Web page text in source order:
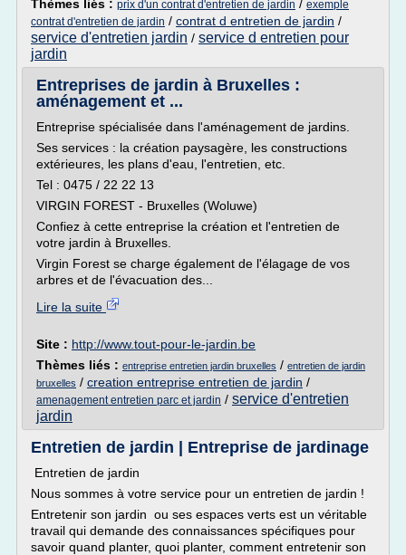
Thèmes liés : prix d'un contrat d'entretien de jardin / exemple
contrat d'entretien de jardin / contrat d entretien de jardin /
service d'entretien jardin / service d entretien pour
jardin
Entreprises de jardin à Bruxelles :
aménagement et ...
Entreprise spécialisée dans l'aménagement de jardins.
Ses services : la création paysagère, les constructions
extérieures, les plans d'eau, l'entretien, etc.
Tel : 0475 / 22 22 13
VIRGIN FOREST - Bruxelles (Woluwe)
Confiez à cette entreprise la création et l'entretien de
votre jardin à Bruxelles.
Virgin Forest se charge également de l'élagage de vos
arbres et de l'évacuation des...
Lire la suite
Site : http://www.tout-pour-le-jardin.be
Thèmes liés : entreprise entretien jardin bruxelles / entretien de jardin
bruxelles / creation entreprise entretien de jardin /
amenagement entretien parc et jardin / service d'entretien
jardin
Entretien de jardin | Entreprise de jardinage
Entretien de jardin
Nous sommes à votre service pour un entretien de jardin !
Entretenir son jardin ou ses espaces verts est un véritable
travail qui demande des connaissances spécifiques pour
savoir quand planter, quoi planter, comment entretenir son